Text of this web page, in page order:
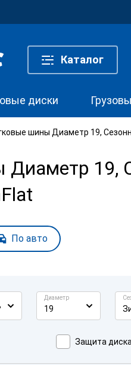
Каталог
диски
шины Диаметр 19,
19,
По авто
Диаметр
19
Защита диска